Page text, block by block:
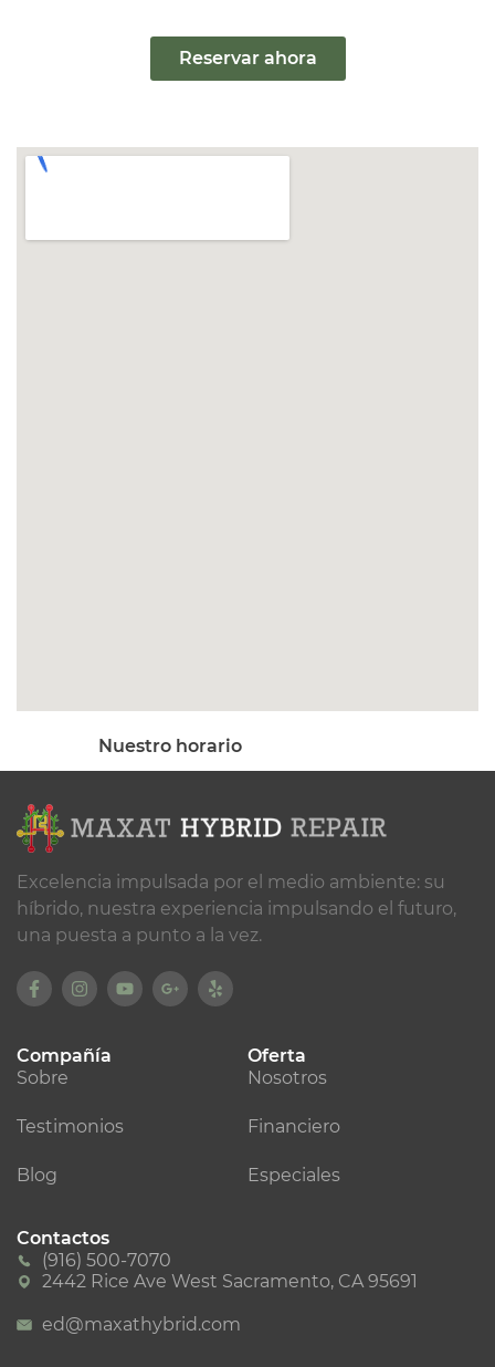
Reservar ahora
Nuestro horario
Sa - Su:Cerrado
Excelencia impulsada por el medio ambiente: su
híbrido, nuestra experiencia impulsando el futuro,
una puesta a punto a la vez.
Compañía
Sobre
Testimonios
Blog
Oferta
Nosotros
Financiero
Especiales
Contactos
(916) 500-7070
2442 Rice Ave West Sacramento, CA 95691
ed@maxathybrid.com